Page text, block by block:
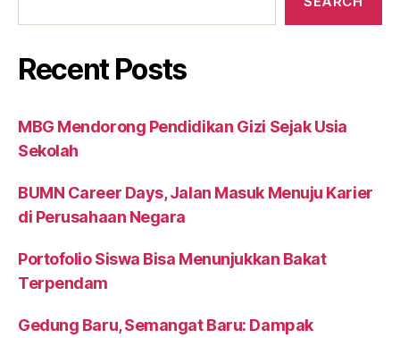
Recent Posts
MBG Mendorong Pendidikan Gizi Sejak Usia
Sekolah
BUMN Career Days, Jalan Masuk Menuju Karier
di Perusahaan Negara
Portofolio Siswa Bisa Menunjukkan Bakat
Terpendam
Gedung Baru, Semangat Baru: Dampak